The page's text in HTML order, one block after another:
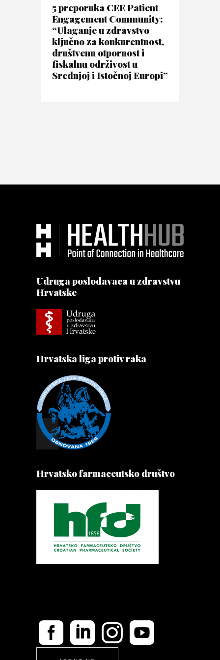
5 preporuka CEE Patient
Engagement Community:
“Ulaganje u zdravstvo
ključno za konkurentnost,
društvenu otpornost i
fiskalnu održivost u
Srednjoj i Istočnoj Europi”
Udruga poslodavaca u zdravstvu
Hrvatske
Hrvatska liga protiv raka
Hrvatsko farmaceutsko društvo